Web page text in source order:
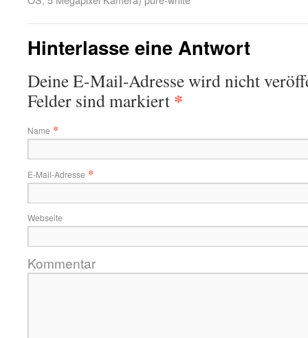
Hinterlasse eine Antwort
Deine E-Mail-Adresse wird nicht
Felder sind markiert *
Name *
E-Mail-Adresse *
Webseite
Kommentar